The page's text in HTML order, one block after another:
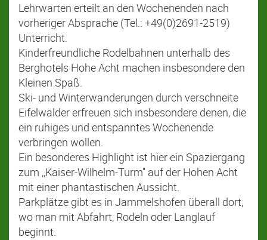
Lehrwarten erteilt an den Wochenenden nach
vorheriger Absprache (Tel.: +49(0)2691-2519)
Unterricht.
Kinderfreundliche Rodelbahnen unterhalb des
Berghotels Hohe Acht machen insbesondere den
Kleinen Spaß.
Ski- und Winterwanderungen durch verschneite
Eifelwälder erfreuen sich insbesondere denen, die
ein ruhiges und entspanntes Wochenende
verbringen wollen.
Ein besonderes Highlight ist hier ein Spaziergang
zum ,,Kaiser-Wilhelm-Turm'' auf der Hohen Acht
mit einer phantastischen Aussicht.
Parkplätze gibt es in Jammelshofen überall dort,
wo man mit Abfahrt, Rodeln oder Langlauf
beginnt.